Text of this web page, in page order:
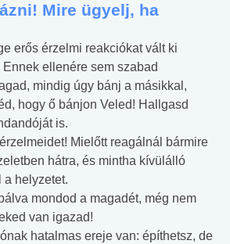
Mire ügyelj, ha
erős érzelmi reakciókat vált ki
ellenére sem szabad
mindig úgy bánj a másikkal,
hogy ő bánjon Veled! Hallgasd
is.
Mielőtt reagálnál bármire
hátra, és mintha kívülálló
a helyzetet.
mondod a magadét, még nem
van igazad!
hatalmas ereje van: építhetsz, de